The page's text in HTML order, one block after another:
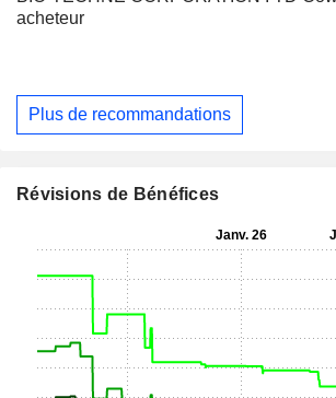
acheteur
Plus de recommandations
Révisions de Bénéfices